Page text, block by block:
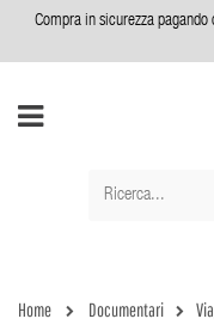
Compra in sicurezza
Home Documentari